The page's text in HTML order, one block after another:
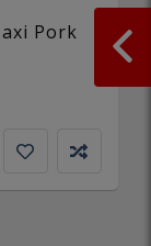
Pork